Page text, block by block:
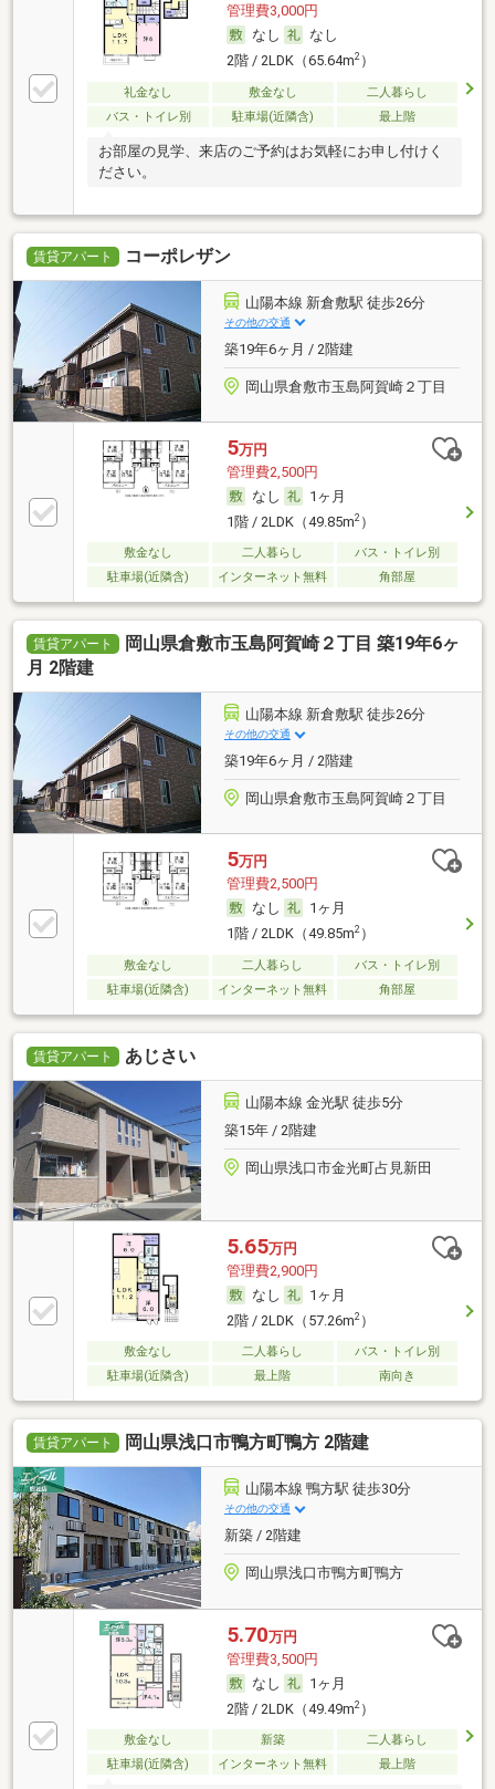
管理費3,000円
なし
なし
2階 / 2LDK（65.64m2）
礼金なし 敷金なし
二人暮らし
バス・トイレ別
駐車場(近隣含) 最上階
お部屋の見学、来店のご予約はお気軽にお申し付けく
ださい。
賃貸アパート コーポレザン
山陽本線 新倉敷駅 徒歩26分
その他の交通
築19年6ヶ月 / 2階建
岡山県倉敷市玉島阿賀崎２丁目
5万円
管理費2,500円
なし
1ヶ月
1階 / 2LDK（49.85m2）
敷金なし 二人暮らし
バス・トイレ別
駐車場(近隣含)
インターネット無料 角部屋
賃貸アパート
岡山県倉敷市玉島阿賀崎２丁目 築19年6ヶ
月 2階建
山陽本線 新倉敷駅 徒歩26分
その他の交通
築19年6ヶ月 / 2階建
岡山県倉敷市玉島阿賀崎２丁目
5万円
管理費2,500円
なし
1ヶ月
1階 / 2LDK（49.85m2）
敷金なし 二人暮らし
バス・トイレ別
駐車場(近隣含)
インターネット無料 角部屋
賃貸アパート あじさい
山陽本線 金光駅 徒歩5分
築15年 / 2階建
岡山県浅口市金光町占見新田
5.65万円
管理費2,900円
なし
1ヶ月
2階 / 2LDK（57.26m2）
敷金なし 二人暮らし
バス・トイレ別
駐車場(近隣含)
最上階 南向き
賃貸アパート 岡山県浅口市鴨方町鴨方 2階建
山陽本線 鴨方駅 徒歩30分
その他の交通
新築 / 2階建
岡山県浅口市鴨方町鴨方
5.70万円
管理費3,500円
なし
1ヶ月
2階 / 2LDK（49.49m2）
敷金なし 新築
二人暮らし
駐車場(近隣含)
インターネット無料 最上階